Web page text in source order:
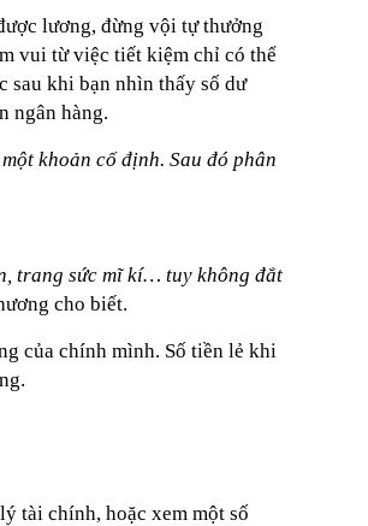
lương, đừng vội tự thưởng
vui từ việc tiết kiệm chỉ có thể
sau khi bạn nhìn thấy số dư
ngân hàng.
khoản cố định. Sau đó phân
trang sức mĩ kí… tuy không đắt
cho biết.
của chính mình. Số tiền lẻ khi
tài chính, hoặc xem một số